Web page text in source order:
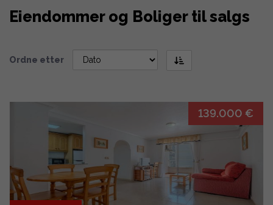
Eiendommer og Boliger til salgs
Ordne etter
139.000 €